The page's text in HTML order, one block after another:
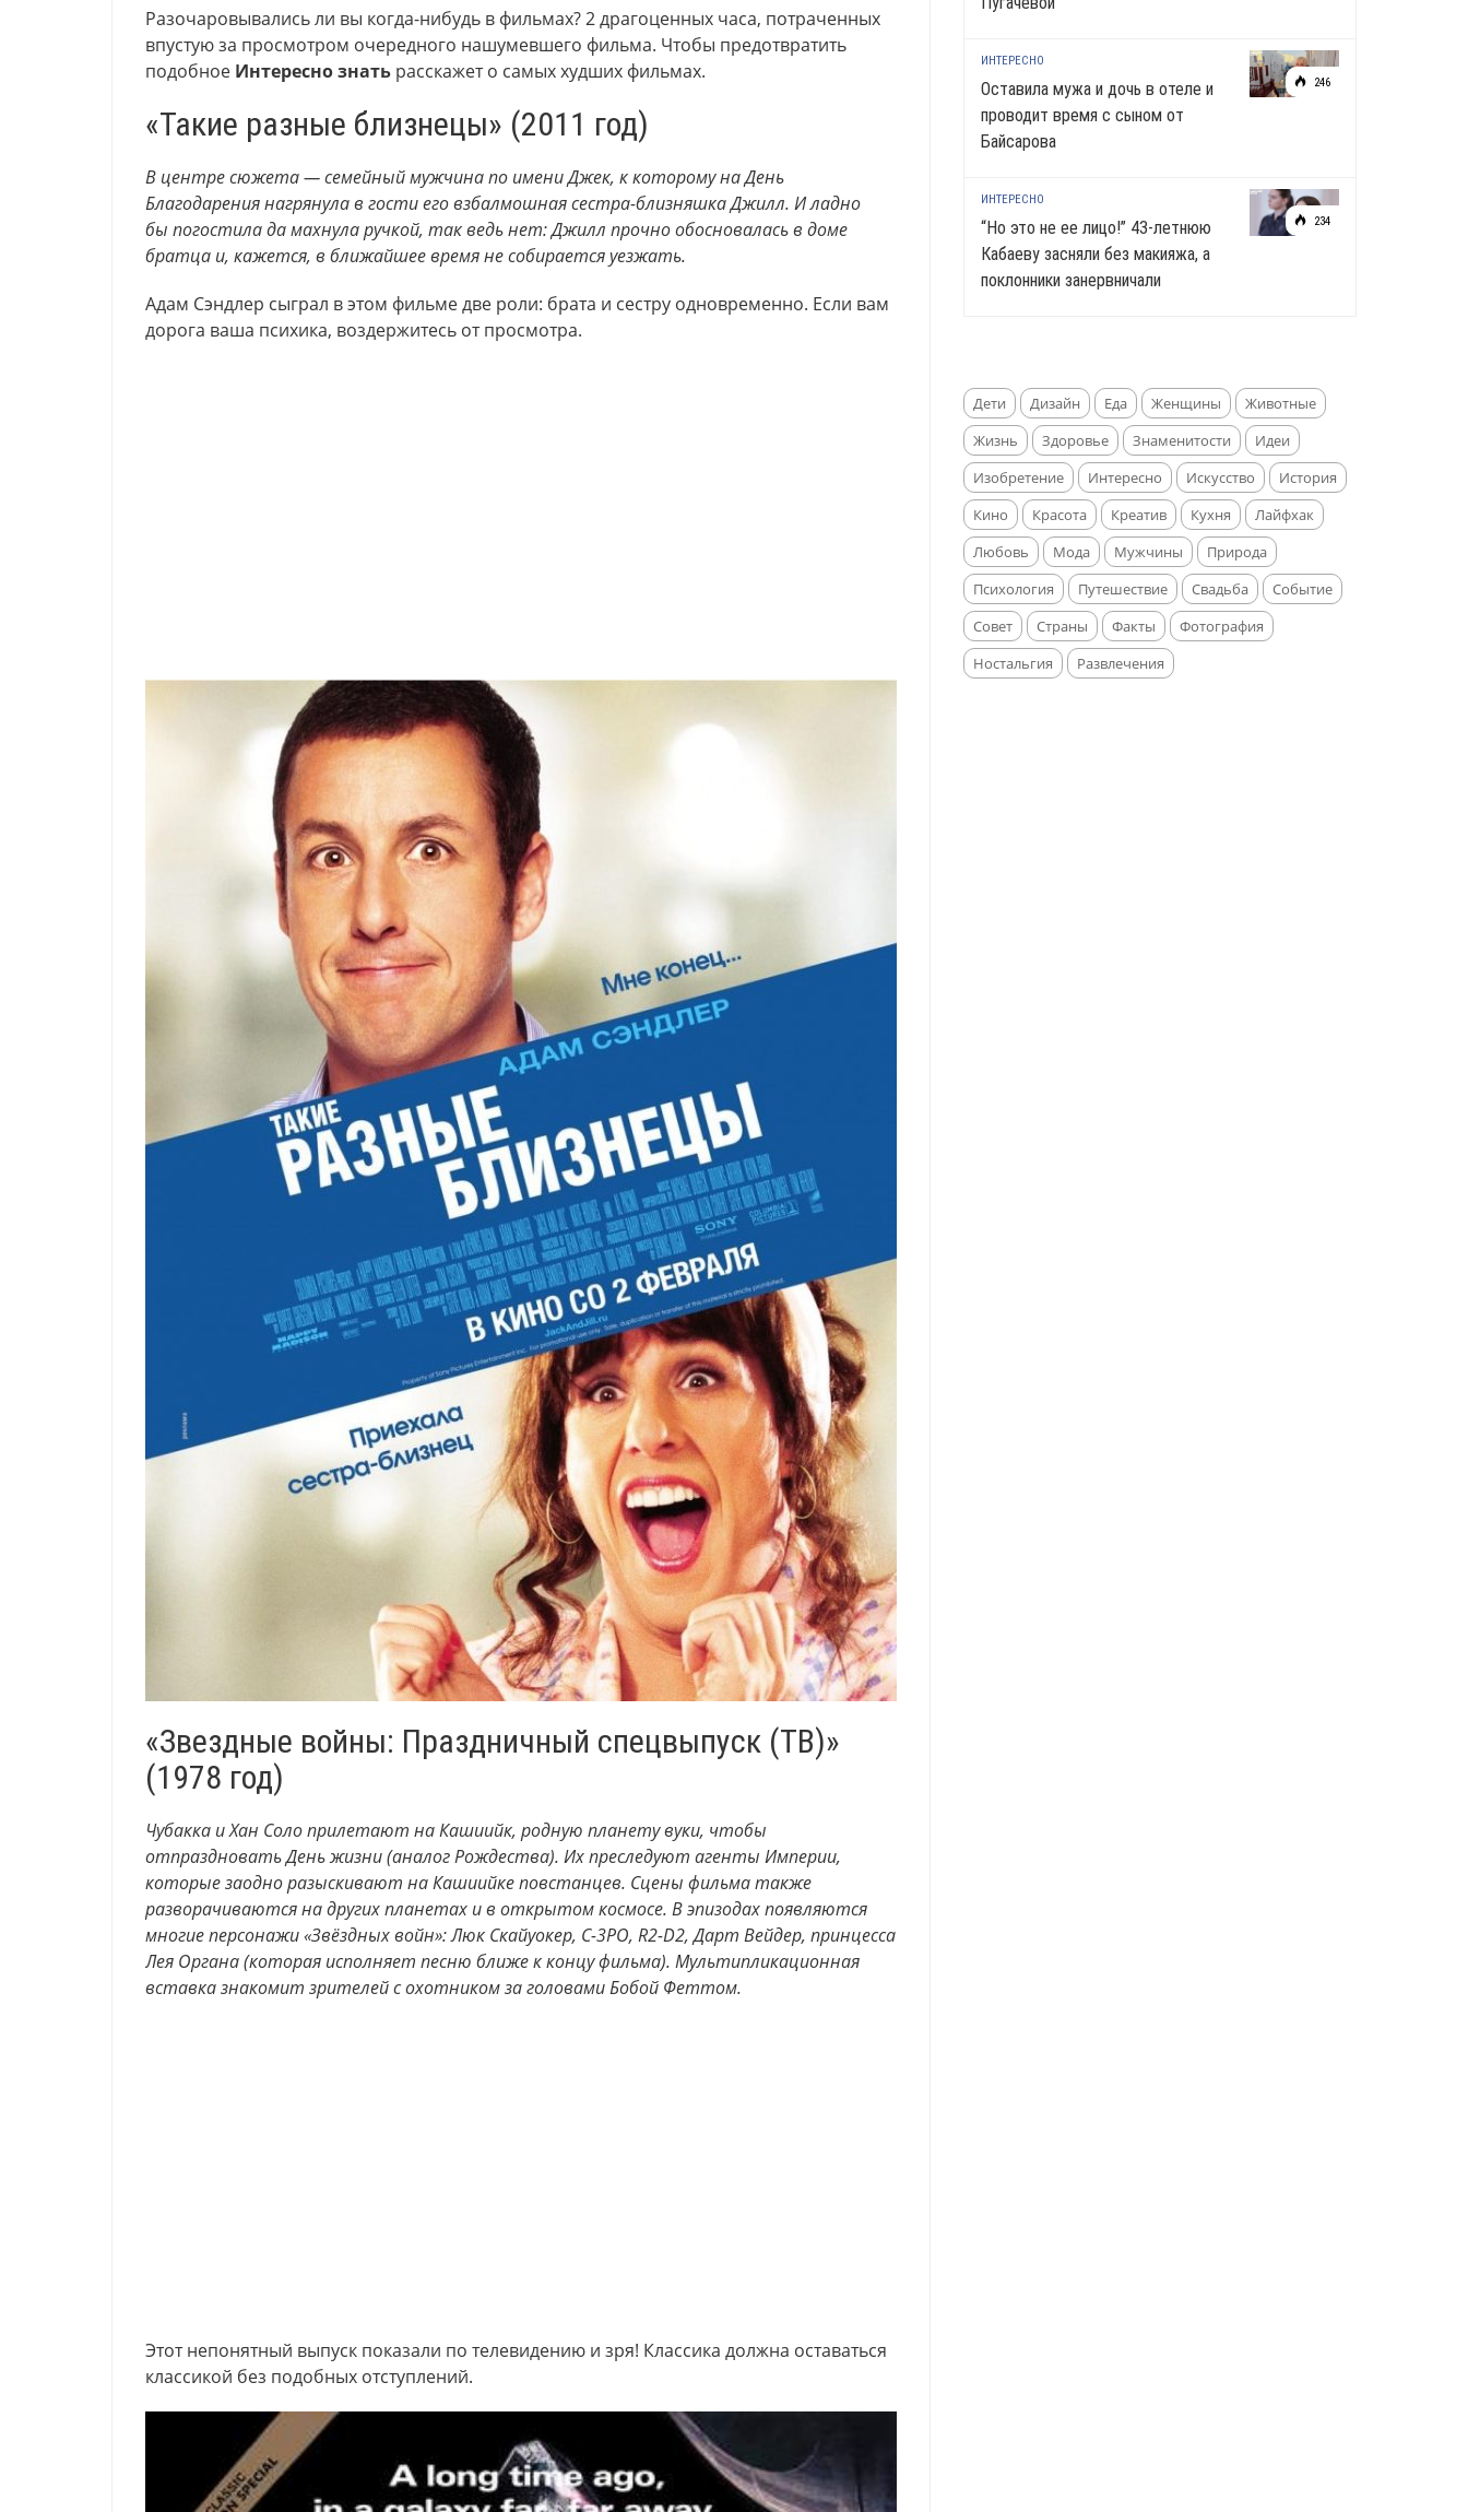
Разочаровывались ли вы когда-нибудь в фильмах? 2 драгоценных часа, потраченных
впустую за просмотром очередного нашумевшего фильма. Чтобы предотвратить
подобное Интересно знать расскажет о самых худших фильмах.
«Такие разные близнецы» (2011 год)
В центре сюжета — семейный мужчина по имени Джек, к которому на День
Благодарения нагрянула в гости его взбалмошная сестра-близняшка Джилл. И ладно
бы погостила да махнула ручкой, так ведь нет: Джилл прочно обосновалась в доме
братца и, кажется, в ближайшее время не собирается уезжать.
Адам Сэндлер сыграл в этом фильме две роли: брата и сестру одновременно. Если вам
дорога ваша психика, воздержитесь от просмотра.
«Звездные войны: Праздничный спецвыпуск (ТВ)»
(1978 год)
Чубакка и Хан Соло прилетают на Кашиийк, родную планету вуки, чтобы
отпраздновать День жизни (аналог Рождества). Их преследуют агенты Империи,
которые заодно разыскивают на Кашиийке повстанцев. Сцены фильма также
разворачиваются на других планетах и в открытом космосе. В эпизодах появляются
многие персонажи «Звёздных войн»: Люк Скайуокер, C-3PO, R2-D2, Дарт Вейдер, принцесса
Лея Органа (которая исполняет песню ближе к концу фильма). Мультипликационная
вставка знакомит зрителей с охотником за головами Бобой Феттом.
Этот непонятный выпуск показали по телевидению и зря! Классика должна оставаться
классикой без подобных отступлений.
246
ИНТЕРЕСНО
Оставила мужа и дочь в отеле и
проводит время с сыном от
Байсарова
234
ИНТЕРЕСНО
“Но это не ее лицо!” 43-летнюю
Кабаеву засняли без макияжа, а
поклонники занервничали
Дети Дизайн Еда Женщины
Животные
Жизнь
Здоровье Знаменитости
Идеи
Изобретение
Интересно Искусство
История
Кино
Красота Креатив Кухня
Лайфхак
Любовь
Мода Мужчины
Природа
Психология
Путешествие Свадьба
Событие
Совет
Страны Факты
Фотография
Ностальгия
Развлечения